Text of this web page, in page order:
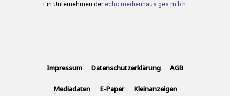
Ein Unternehmen der echo medienhaus ges.m.b.h.
Impressum Datenschutzerklärung AGB
Mediadaten E-Paper Kleinanzeigen